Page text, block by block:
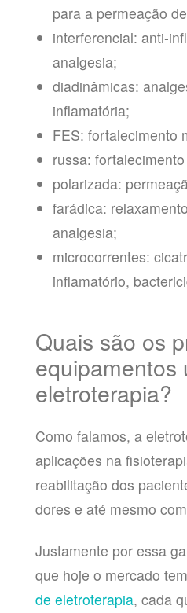
para a permeação
interferencial: anti-
analgesia;
diadinâmicas:
inflamatória;
FES: fortalecimento
russa:
polarizada:
farádica:
analgesia;
microcorrentes:
inflamatório,
Quais são os
equipamentos
eletroterapia?
Como falamos, a
aplicações na
reabilitação dos
dores e até mesmo
Justamente por essa
que hoje o mercado
de eletroterapia, cada